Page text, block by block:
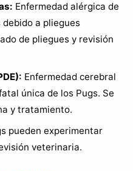
Enfermedad alérgica de
a pliegues
de pliegues y revisión
Enfermedad cerebral
única de los Pugs. Se
y tratamiento.
pueden experimentar
veterinaria.